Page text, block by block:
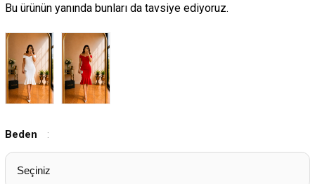
Bu ürünün yanında bunları da tavsiye ediyoruz.
Beden :